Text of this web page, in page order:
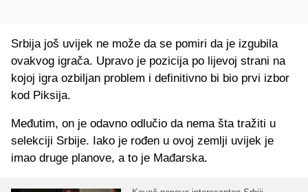
Srbija još uvijek ne može da se pomiri da je izgubila
ovakvog igrača. Upravo je pozicija po lijevoj strani na
kojoj igra ozbiljan problem i definitivno bi bio prvi izbor
kod Piksija.
Međutim, on je odavno odlučio da nema šta tražiti u
selekciji Srbije. Iako je rođen u ovoj zemlji uvijek je
imao druge planove, a to je Mađarska.